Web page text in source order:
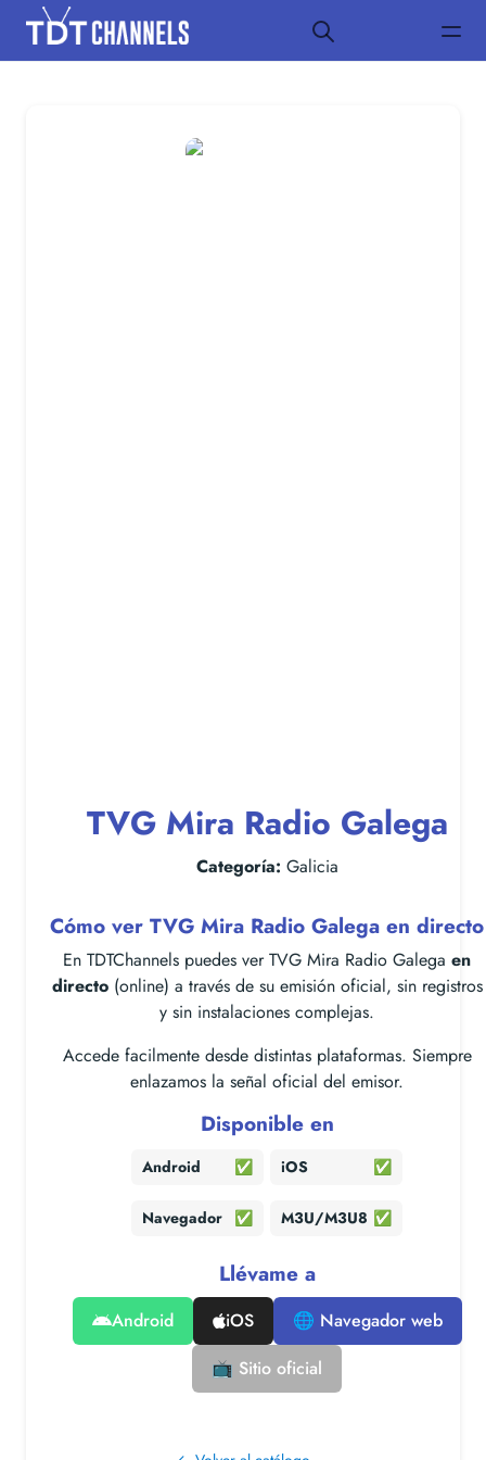
TVG Mira Radio Galega
Categoría: Galicia
Cómo ver TVG Mira Radio Galega en directo
En TDTChannels puedes ver TVG Mira Radio Galega en
directo(online) a través de su emisión oficial, sin registros
y sin instalaciones complejas.
Accede facilmente desde distintas plataformas. Siempre
enlazamos la señal oficial del emisor.
Disponible en
Android ✅ iOS ✅
Navegador ✅ M3U/M3U8 ✅
Llévame a
Android iOS
🌐 Navegador web
📺 Sitio oficial